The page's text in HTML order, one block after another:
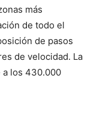
más
de todo el
de pasos
de velocidad. La
a los 430.000